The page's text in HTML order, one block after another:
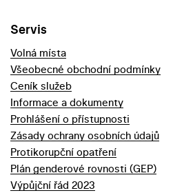
Servis
Volná místa
Všeobecné obchodní podmínky
Ceník služeb
Informace a dokumenty
Prohlášení o přístupnosti
Zásady ochrany osobních údajů
Protikorupční opatření
Plán genderové rovnosti (GEP)
Výpůjční řád 2023